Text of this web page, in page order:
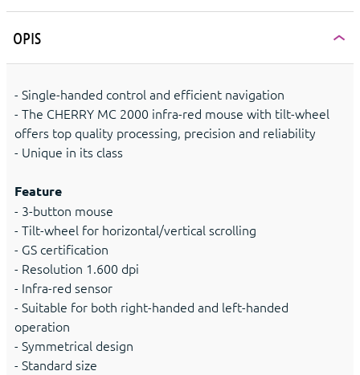
OPIS
- Single-handed control and efficient navigation
- The CHERRY MC 2000 infra-red mouse with tilt-wheel
offers top quality processing, precision and reliability
- Unique in its class
Feature
- 3-button mouse
- Tilt-wheel for horizontal/vertical scrolling
- GS certification
- Resolution 1.600 dpi
- Infra-red sensor
- Suitable for both right-handed and left-handed
operation
- Symmetrical design
- Standard size